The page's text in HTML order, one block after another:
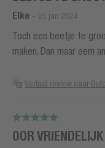
Elke - 25 jan 2024
Toch een beetje te
maken. Dan maar eem
Vertaal review naar
OOR VRIENDELIJK